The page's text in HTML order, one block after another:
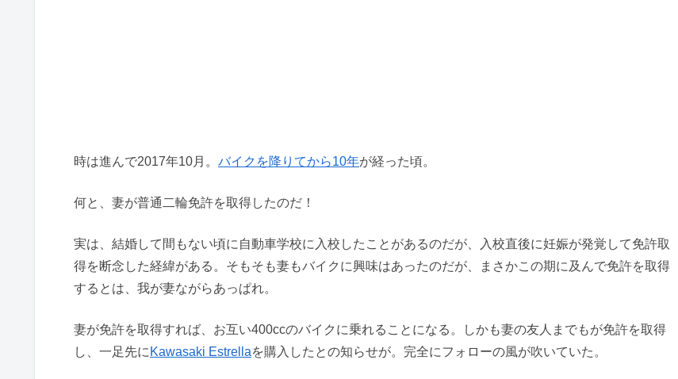
時は進んで2017年10月。 バイクを降りてから10年が経った頃。
何と、妻が普通二輪免許を取得したのだ！
実は、結婚して間もない頃に自動車学校に入校したことがあるのだが、入校直後に妊娠が発覚して免許取
得を断念した経緯がある。そもそも妻もバイクに興味はあったのだが、まさかこの期に及んで免許を取得
するとは、我が妻ながらあっぱれ。
妻が免許を取得すれば、お互い400ccのバイクに乗れることになる。しかも妻の友人までもが免許を取得
し、一足先に Kawasaki Estrellaを購入したとの知らせが。完全にフォローの風が吹いていた。